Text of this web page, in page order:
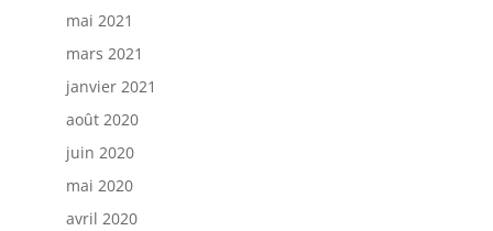
mai 2021
mars 2021
janvier 2021
août 2020
juin 2020
mai 2020
avril 2020